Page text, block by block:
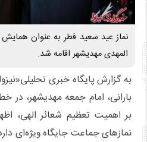
نماز عید سعید فطر به عنوان
المهدی مهدیشهر اقامه شد.
به گزارش پایگاه خبری
بارانی، امام جمعه مهدیشهر، در
بر اهمیت تعظیم شعائر الهی،
نمازهای جماعت جایگاه ویژه‌ای